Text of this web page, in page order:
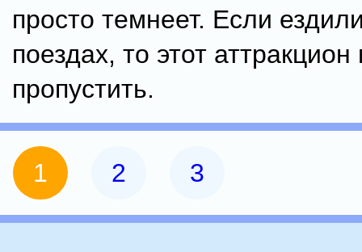
просто темнеет. Если
поездах, то этот
пропустить.
1 2 3